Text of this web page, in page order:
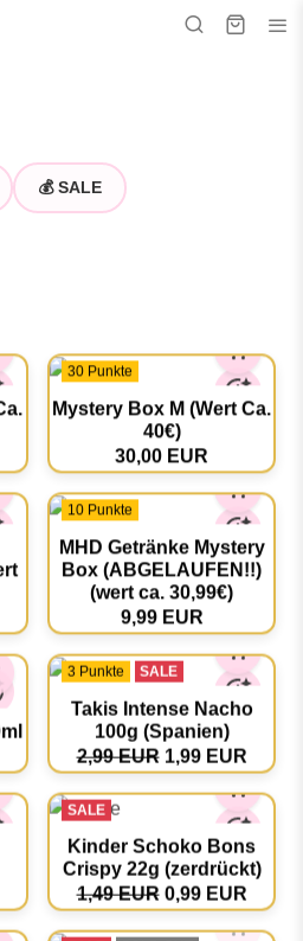
💰 SALE
Mystery Box M (Wert Ca.
40€)
30,00 EUR
MHD Getränke Mystery
Box (ABGELAUFEN!!)
(wert ca. 30,99€)
9,99 EUR
Takis Intense Nacho
100g (Spanien)
2,99 EUR 1,99 EUR
Kinder Schoko Bons
Crispy 22g (zerdrückt)
1,49 EUR 0,99 EUR